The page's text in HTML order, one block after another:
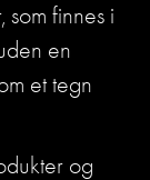
som finnes i
en
et tegn
og